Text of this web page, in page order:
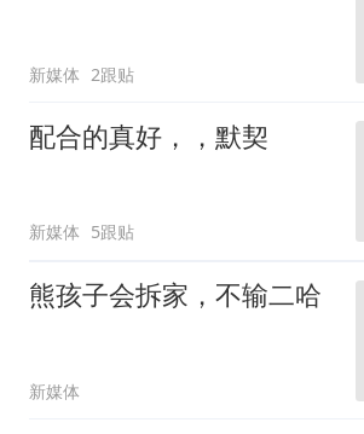
新媒体 2跟贴
配合的真好，，默契
新媒体 5跟贴
熊孩子会拆家，不输二哈
新媒体